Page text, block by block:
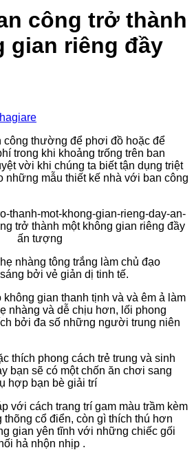
công trở thành
gian riêng đầy
công thường để phơi đồ hoặc để
trong khi khoảng trống trên ban
vời khi chúng ta biết tận dụng triệt
những mẫu thiết kế nhà với ban công
nhàng tông trắng làm chủ đạo
bởi vẻ giản dị tinh tế.
không gian thanh tịnh và và êm ả làm
nhàng và dễ chịu hơn, lối phong
bởi đa số những người trung niên
thích phong cách trẻ trung và sinh
bạn sẽ có một chốn ăn chơi sang
hợp bạn bè giải trí
với cách trang trí gam màu trầm kèm
thõng cổ điển, còn gì thích thú hơn
gian yên tĩnh với những chiếc gối
hả nhộn nhịp .